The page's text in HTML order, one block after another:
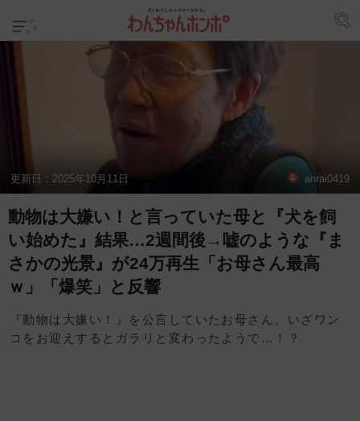
更新日： 2025年10月11日 anrai0419
動物は大嫌い！と言っていた母と『犬を飼
い始めた』結果…2週間後→嘘のような『ま
さかの光景』が24万再生「お母さん最高
ｗ」「爆笑」と反響
『動物は大嫌い！』を公言していたお母さん。いざワン
コをお迎えするとガラリと変わったようで…！？